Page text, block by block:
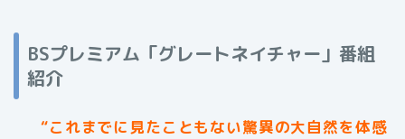
BSプレミアム「グレートネイチャー」番組
紹介
“これまでに見たこともない驚異の大自然を体感